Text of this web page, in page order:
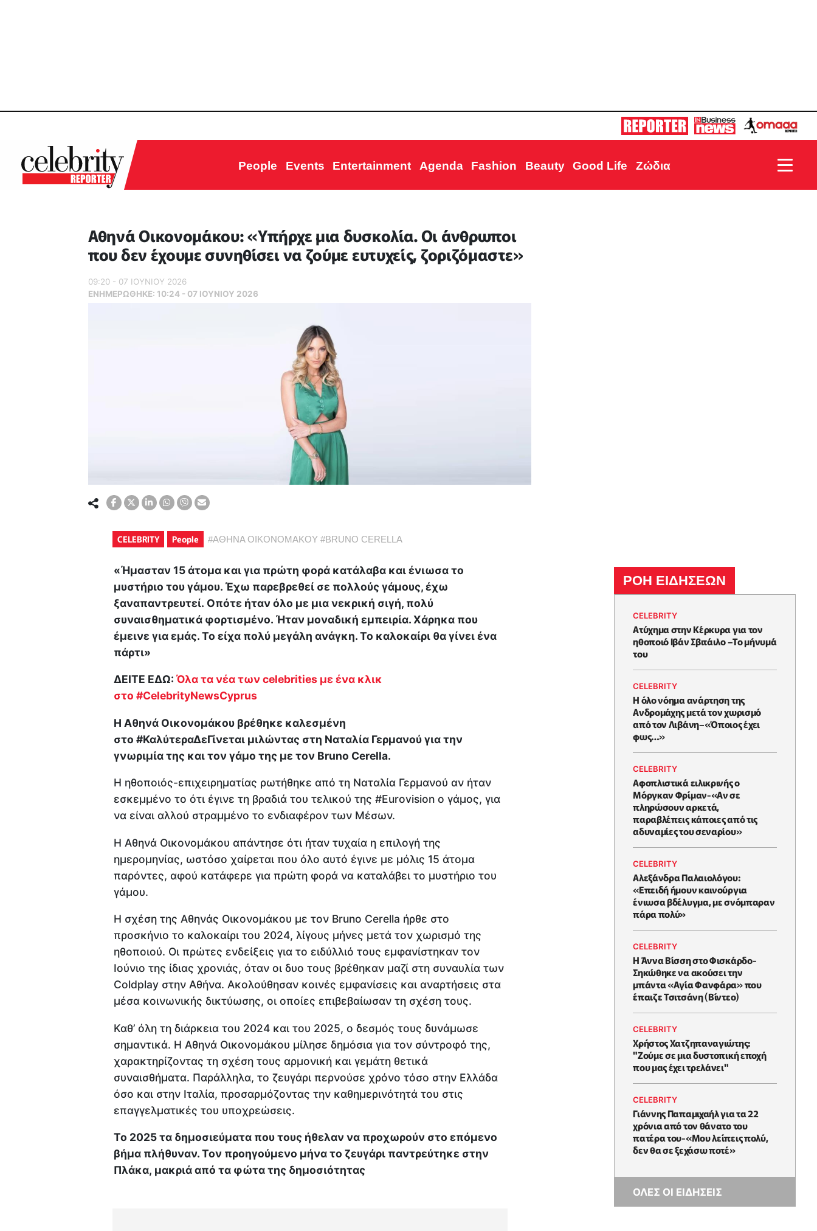
People Events Entertainment Agenda Fashion Beauty Good Life Ζώδια
Αθηνά Οικονομάκου: «Υπήρχε μια δυσκολία. Οι άνθρωποι
που δεν έχουμε συνηθίσει να ζούμε ευτυχείς, ζοριζόμαστε»
09:20 - 07 ΙΟΥΝΙΟΥ 2026
ΕΝΗΜΕΡΏΘΗΚΕ: 10:24 - 07 ΙΟΥΝΙΟΥ 2026
CELEBRITY People #ΑΘΗΝΑ ΟΙΚΟΝΟΜΑΚΟΥ #BRUNO CERELLA
«Ήμασταν 15 άτομα και για πρώτη φορά κατάλαβα και ένιωσα το
μυστήριο του γάμου. Έχω παρεβρεθεί σε πολλούς γάμους, έχω
ξαναπαντρευτεί. Οπότε ήταν όλο με μια νεκρική σιγή, πολύ
συναισθηματικά φορτισμένο. Ήταν μοναδική εμπειρία. Χάρηκα που
έμεινε για εμάς. Το είχα πολύ μεγάλη ανάγκη. Το καλοκαίρι θα γίνει ένα
πάρτι»
ΔΕΙΤΕ ΕΔΩ: Όλα τα νέα των celebrities με ένα κλικ
στο #CelebrityNewsCyprus
Η Αθηνά Οικονομάκου βρέθηκε καλεσμένη
στο #ΚαλύτεραΔεΓίνεται μιλώντας στη Ναταλία Γερμανού για την
γνωριμία της και τον γάμο της με τον Βruno Cerella.
Η ηθοποιός-επιχειρηματίας ρωτήθηκε από τη Ναταλία Γερμανού αν ήταν
εσκεμμένο το ότι έγινε τη βραδιά του τελικού της #Eurovision ο γάμος, για
να είναι αλλού στραμμένο το ενδιαφέρον των Μέσων.
Η Αθηνά Οικονομάκου απάντησε ότι ήταν τυχαία η επιλογή της
ημερομηνίας, ωστόσο χαίρεται που όλο αυτό έγινε με μόλις 15 άτομα
παρόντες, αφού κατάφερε για πρώτη φορά να καταλάβει το μυστήριο του
γάμου.
Η σχέση της Αθηνάς Οικονομάκου με τον Βruno Cerella ήρθε στο
προσκήνιο το καλοκαίρι του 2024, λίγους μήνες μετά τον χωρισμό της
ηθοποιού. Οι πρώτες ενδείξεις για το ειδύλλιό τους εμφανίστηκαν τον
Ιούνιο της ίδιας χρονιάς, όταν οι δυο τους βρέθηκαν μαζί στη συναυλία των
Coldplay στην Αθήνα. Ακολούθησαν κοινές εμφανίσεις και αναρτήσεις στα
μέσα κοινωνικής δικτύωσης, οι οποίες επιβεβαίωσαν τη σχέση τους.
Καθ’ όλη τη διάρκεια του 2024 και του 2025, ο δεσμός τους δυνάμωσε
σημαντικά. Η Αθηνά Οικονομάκου μίλησε δημόσια για τον σύντροφό της,
χαρακτηρίζοντας τη σχέση τους αρμονική και γεμάτη θετικά
συναισθήματα. Παράλληλα, το ζευγάρι περνούσε χρόνο τόσο στην Ελλάδα
όσο και στην Ιταλία, προσαρμόζοντας την καθημερινότητά του στις
επαγγελματικές του υποχρεώσεις.
Το 2025 τα δημοσιεύματα που τους ήθελαν να προχωρούν στο επόμενο
βήμα πλήθυναν. Τον προηγούμενο μήνα το ζευγάρι παντρεύτηκε στην
Πλάκα, μακριά από τα φώτα της δημοσιότητας
ΡΟΗ ΕΙΔΗΣΕΩΝ
CELEBRITY
Ατύχημα στην Κέρκυρα για τον
ηθοποιό Ιβάν Σβιτάιλο –Το μήνυμά
του
CELEBRITY
Η όλο νόημα ανάρτηση της
Ανδρομάχης μετά τον χωρισμό
από τον Λιβάνη–«Όποιος έχει
φως…»
CELEBRITY
Αφοπλιστικά ειλικρινής ο
Μόργκαν Φρίμαν-«Αν σε
πληρώσουν αρκετά,
παραβλέπεις κάποιες από τις
αδυναμίες του σεναρίου»
CELEBRITY
Αλεξάνδρα Παλαιολόγου:
«Επειδή ήμουν καινούργια
ένιωσα βδέλυγμα, με σνόμπαραν
πάρα πολύ»
CELEBRITY
Η Άννα Βίσση στο Φισκάρδο-
Σηκώθηκε να ακούσει την
μπάντα «Αγία Φανφάρα» που
έπαιζε Τσιτσάνη (Βίντεο)
CELEBRITY
Χρήστος Χατζηπαναγιώτης:
"Ζούμε σε μια δυστοπική εποχή
που μας έχει τρελάνει"
CELEBRITY
Γιάννης Παπαμιχαήλ για τα 22
χρόνια από τον θάνατο του
πατέρα του-«Μου λείπεις πολύ,
δεν θα σε ξεχάσω ποτέ»
ΟΛΕΣ ΟΙ ΕΙΔΗΣΕΙΣ